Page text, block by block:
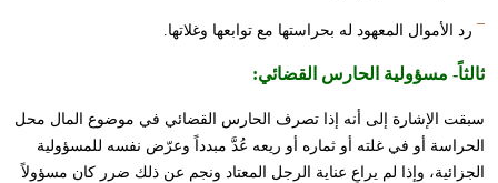
رد الأموال المعهود له بحراستها مع توابعها وغلاتها.
ثالثاً- مسؤولية الحارس القضائي:
سبقت الإشارة إلى أنه إذا تصرف الحارس القضائي في موضوع المال محل
الحراسة أو في غلته أو ثماره أو ريعه عُدَّ مبدداً وعرّض نفسه للمسؤولية
الجزائية، وإذا لم يراعِ عناية الرجل المعتاد ونجم عن ذلك ضرر كان مسؤولاً